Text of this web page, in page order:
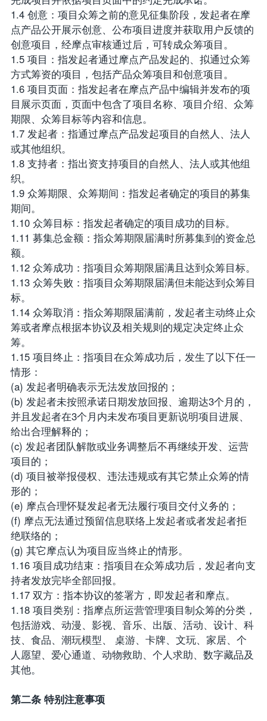
1.4 创意：项目众筹之前的意见征集阶段，发起者在摩
点产品公开展示创意、公布项目进度并获取用户反馈的
创意项目，经摩点审核通过后，可转成众筹项目。
1.5 项目：指发起者通过摩点产品发起的、拟通过众筹
方式筹资的项目，包括产品众筹项目和创意项目。
1.6 项目页面：指发起者在摩点产品中编辑并发布的项
目展示页面，页面中包含了项目名称、项目介绍、众筹
期限、众筹目标等内容和信息。
1.7 发起者：指通过摩点产品发起项目的自然人、法人
或其他组织。
1.8 支持者：指出资支持项目的自然人、法人或其他组
织。
1.9 众筹期限、众筹期间：指发起者确定的项目的募集
期间。
1.10 众筹目标：指发起者确定的项目成功的目标。
1.11 募集总金额：指众筹期限届满时所募集到的资金总
额。
1.12 众筹成功：指项目众筹期限届满且达到众筹目标。
1.13 众筹失败：指项目众筹期限届满但未能达到众筹目
标。
1.14 众筹取消：指众筹期限届满前，发起者主动终止众
筹或者摩点根据本协议及相关规则的规定决定终止众
筹。
1.15 项目终止：指项目在众筹成功后，发生了以下任一
情形：
(a) 发起者明确表示无法发放回报的；
(b) 发起者未按照承诺日期发放回报、逾期达3个月的，
并且发起者在3个月内未发布项目更新说明项目进展、
给出合理解释的；
(c) 发起者团队解散或业务调整后不再继续开发、运营
项目的；
(d) 项目被举报侵权、违法违规或有其它禁止众筹的情
形的；
(e) 摩点合理怀疑发起者无法履行项目交付义务的；
(f) 摩点无法通过预留信息联络上发起者或者发起者拒
绝联络的；
(g) 其它摩点认为项目应当终止的情形。
1.16 项目成功结束：指项目在众筹成功后，发起者向支
持者发放完毕全部回报。
1.17 双方：指本协议的签署方，即发起者和摩点。
1.18 项目类别：指摩点所运营管理项目制众筹的分类，
包括游戏、动漫、影视、音乐、出版、活动、设计、科
技、食品、潮玩模型、 桌游、卡牌、文玩、家居、个
人愿望、爱心通道、动物救助、个人求助、数字藏品及
其他。
第二条 特别注意事项